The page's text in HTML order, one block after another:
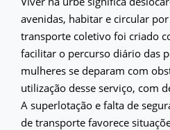
avenidas, habitar e circular por
transporte coletivo foi criado
facilitar o percurso diário das
mulheres se deparam com
utilização desse serviço, com
A superlotação e falta de
de transporte favorece